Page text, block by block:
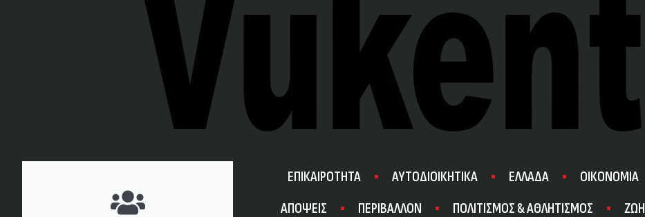
ΕΠΙΚΑΙΡΟΤΗΤΑ ΑΥΤΟΔΙΟΙΚΗΤΙΚΑ ΕΛΛΑΔΑ
ΟΙΚΟΝΟΜΙΑ
ΑΠΟΨΕΙΣ
ΠΕΡΙΒΑΛΛΟΝ ΠΟΛΙΤΙΣΜΟΣ & ΑΘΛΗΤΙΣΜΟΣ ΖΩΗ